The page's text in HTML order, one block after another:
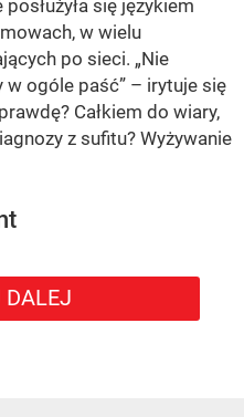
się językiem
w wielu
po sieci. „Nie
w ogóle paść” – irytuje się
Całkiem do wiary,
z sufitu? Wyżywanie
DALEJ